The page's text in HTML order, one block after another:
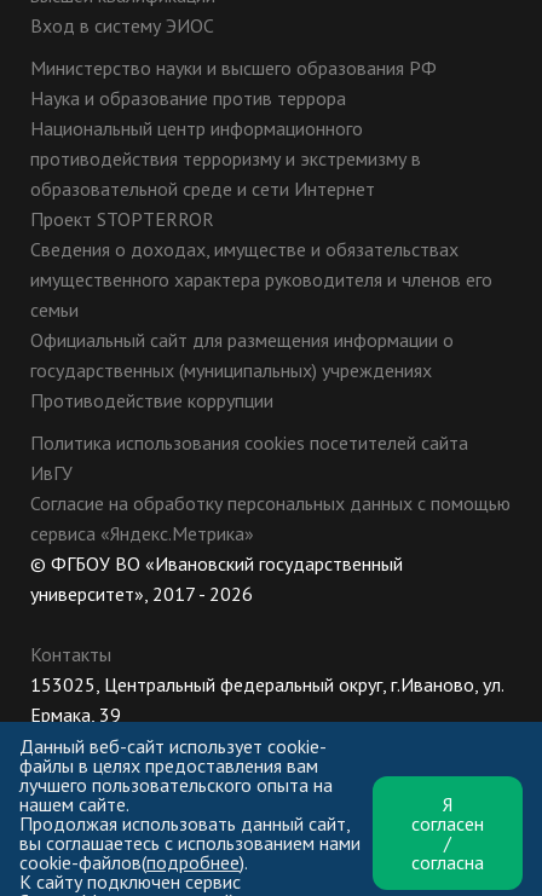
Вход в систему ЭИОС
Министерство науки и высшего образования РФ
Наука и образование против террора
Национальный центр информационного
противодействия терроризму и экстремизму в
образовательной среде и сети Интернет
Проект STOPTERROR
Сведения о доходах, имуществе и обязательствах
имущественного характера руководителя и членов его
семьи
Официальный сайт для размещения информации о
государственных (муниципальных) учреждениях
Противодействие коррупции
Политика использования cookies посетителей сайта
ИвГУ
Согласие на обработку персональных данных с помощью
сервиса «Яндекс.Метрика»
© ФГБОУ ВО «Ивановский государственный
университет», 2017 - 2026
Контакты
153025, Центральный федеральный округ, г.Иваново, ул.
Ермака, 39
8 (800) 222-56-86 (Приемная комиссия), +7 (4932) 32-62-
10 (Ректорат)
ПН-ЧТ: 8:30-17:00;
ПТ: 8:30-16:00;
Данный веб-сайт использует cookie-
файлы в целях предоставления вам
лучшего пользовательского опыта на
нашем сайте.
Продолжая использовать данный сайт,
вы соглашаетесь с использованием нами
cookie-файлов(подробнее).
К сайту подключен сервис
Я
согласен
/
согласна